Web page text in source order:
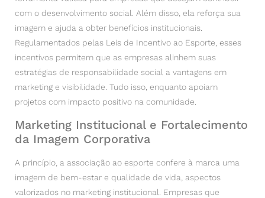
com o desenvolvimento social. Além disso, ela reforça sua
imagem e ajuda a obter benefícios institucionais.
Regulamentados pelas Leis de Incentivo ao Esporte, esses
incentivos permitem que as empresas alinhem suas
estratégias de responsabilidade social a vantagens em
marketing e visibilidade. Tudo isso, enquanto apoiam
projetos com impacto positivo na comunidade.
Marketing Institucional e Fortalecimento
da Imagem Corporativa
A princípio, a associação ao esporte confere à marca uma
imagem de bem-estar e qualidade de vida, aspectos
valorizados no marketing institucional. Empresas que